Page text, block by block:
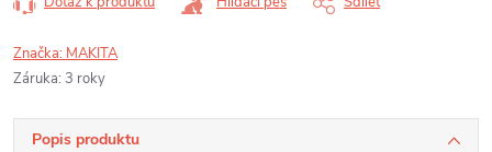
Značka: MAKITA
Záruka: 3 roky
Popis produktu